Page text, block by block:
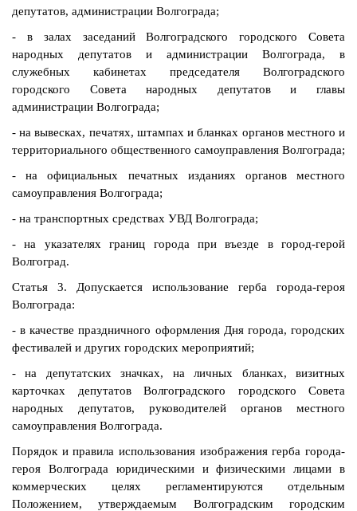
депутатов, администрации Волгограда;
- в залах заседаний Волгоградского городского Совета
народных депутатов и администрации Волгограда, в
служебных кабинетах председателя Волгоградского
городского Совета народных депутатов и главы
администрации Волгограда;
- на вывесках, печатях, штампах и бланках органов местного и
территориального общественного самоуправления Волгограда;
- на официальных печатных изданиях органов местного
самоуправления Волгограда;
- на транспортных средствах УВД Волгограда;
- на указателях границ города при въезде в город-герой
Волгоград.
Статья 3. Допускается использование герба города-героя
Волгограда:
- в качестве праздничного оформления Дня города, городских
фестивалей и других городских мероприятий;
- на депутатских значках, на личных бланках, визитных
карточках депутатов Волгоградского городского Совета
народных депутатов, руководителей органов местного
самоуправления Волгограда.
Порядок и правила использования изображения герба города-
героя Волгограда юридическими и физическими лицами в
коммерческих целях регламентируются отдельным
Положением, утверждаемым Волгоградским городским